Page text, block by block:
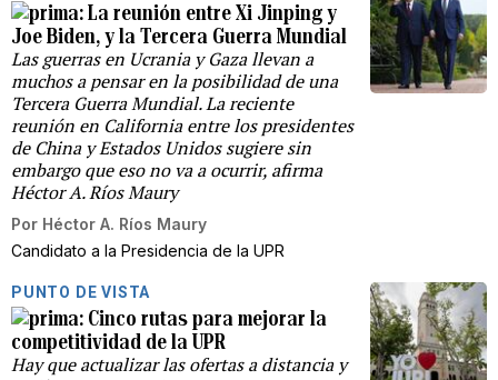
La reunión entre Xi Jinping y
Joe Biden, y la Tercera Guerra Mundial
Las guerras en Ucrania y Gaza llevan a
muchos a pensar en la posibilidad de una
Tercera Guerra Mundial. La reciente
reunión en California entre los presidentes
de China y Estados Unidos sugiere sin
embargo que eso no va a ocurrir, afirma
Héctor A. Ríos Maury
Por Héctor A. Ríos Maury
Candidato a la Presidencia de la UPR
PUNTO DE VISTA
Cinco rutas para mejorar la
competitividad de la UPR
Hay que actualizar las ofertas a distancia y